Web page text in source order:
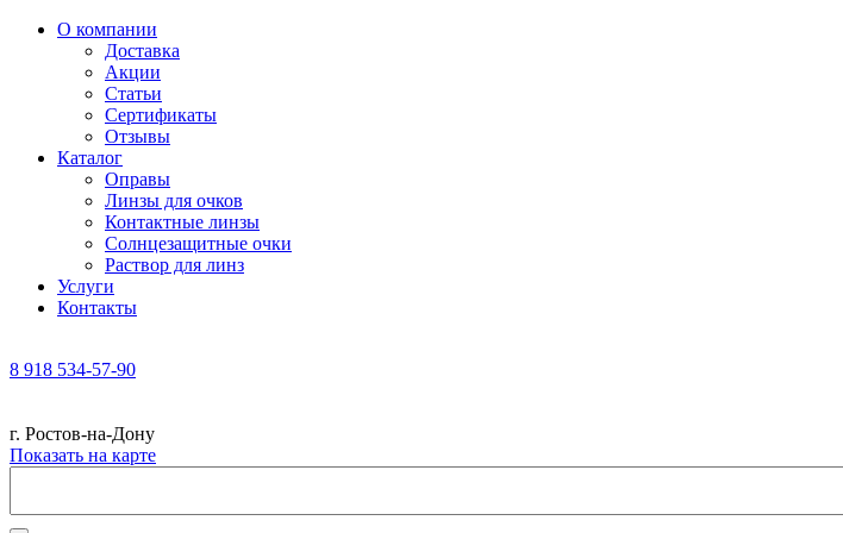
О компании
Доставка
Акции
Статьи
Сертификаты
Отзывы
Каталог
Оправы
Линзы для очков
Контактные линзы
Солнцезащитные очки
Раствор для линз
Услуги
Контакты
8 918 534-57-90
г. Ростов-на-Дону
Показать на карте